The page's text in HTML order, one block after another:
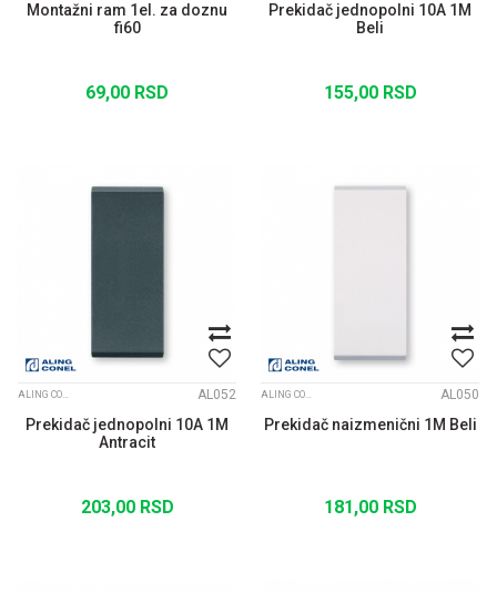
Montažni ram 1el. za doznu
fi60
69,00 RSD
Prekidač jednopolni 10A 1M
Beli
155,00 RSD
ALING CONEL MODULI MODE ANTRACIT AL052
Prekidač jednopolni 10A 1M
Antracit
203,00 RSD
ALING CONEL MODULI MODE BELI AL050
Prekidač naizmenični 1M Beli
181,00 RSD